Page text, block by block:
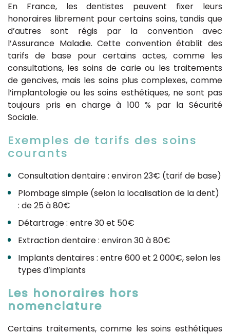
En France, les dentistes peuvent fixer leurs
honoraires librement pour certains soins, tandis que
d’autres sont régis par la convention avec
l’Assurance Maladie. Cette convention établit des
tarifs de base pour certains actes, comme les
consultations, les soins de carie ou les traitements
de gencives, mais les soins plus complexes, comme
l’implantologie ou les soins esthétiques, ne sont pas
toujours pris en charge à 100 % par la Sécurité
Sociale.
Exemples de tarifs des soins
courants
Consultation dentaire : environ 23€ (tarif de base)
Plombage simple (selon la localisation de la dent)
: de 25 à 80€
Détartrage : entre 30 et 50€
Extraction dentaire : environ 30 à 80€
Implants dentaires : entre 600 et 2 000€, selon les
types d’implants
Les honoraires hors
nomenclature
Certains traitements, comme les soins esthétiques